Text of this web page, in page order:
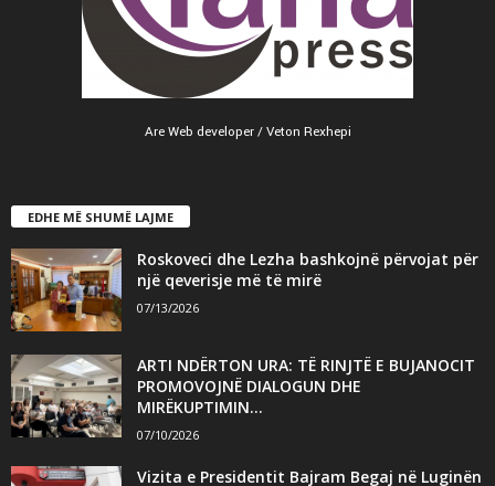
Are Web developer / Veton Rexhepi
EDHE MË SHUMË LAJME
Roskoveci dhe Lezha bashkojnë përvojat për
një qeverisje më të mirë
07/13/2026
ARTI NDËRTON URA: TË RINJTË E BUJANOCIT
PROMOVOJNË DIALOGUN DHE
MIRËKUPTIMIN...
07/10/2026
Vizita e Presidentit Bajram Begaj në Luginën